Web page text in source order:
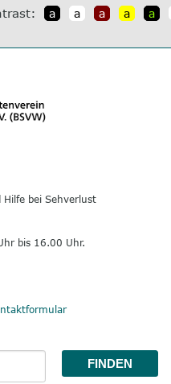
a a a a a
bei Sehverlust
bis 16.00 Uhr.